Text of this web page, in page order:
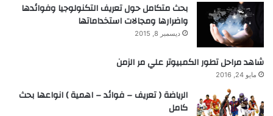
بحث متكامل حول تعريف التكنولوجيا وفوائدها
واضرارها ومجالات استخداماتها
ديسمبر 8, 2015
شاهد مراحل تطور الكمبيوتر علي مر الزمن
مايو 24, 2016
الرياضة ( تعريف – فوائد – اهمية ) انواعها بحث
كامل